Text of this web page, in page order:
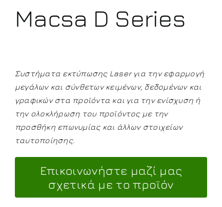
Macsa D Series
Συστήματα εκτύπωσης Laser για την εφαρμογή
μεγάλων και σύνθετων κειμένων, δεδομένων και
γραφικών στα προϊόντα και για την ενίσχυση ή
την ολοκλήρωση του προϊόντος με την
προσθήκη επωνυμίας και άλλων στοιχείων
ταυτοποίησης.